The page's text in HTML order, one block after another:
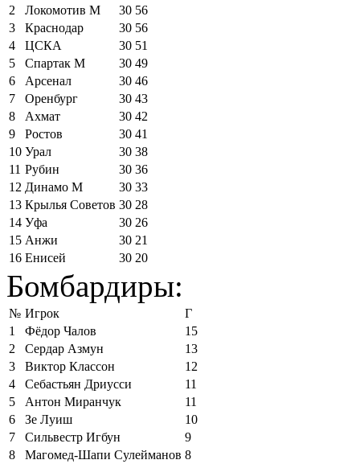
2
Локомотив М 30 56
3
Краснодар 30 56
4
ЦСКА 30 51
5
Спартак М 30 49
6
Арсенал 30 46
7
Оренбург 30 43
8
Ахмат 30 42
9
Ростов 30 41
10 Урал 30 38
11 Рубин 30 36
12 Динамо М 30 33
13 Крылья Советов 30 28
14 Уфа 30 26
15 Анжи 30 21
16 Енисей 30 20
Бомбардиры:
№ Игрок
Г
1
Фёдор Чалов
15
2
Сердар Азмун
13
3
Виктор Классон
12
4
Себастьян Дриусси
11
5
Антон Миранчук
11
6
Зе Луиш
10
7
Сильвестр Игбун
9
8
Магомед-Шапи Сулейманов 8